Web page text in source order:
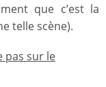
que c’est la
telle scène).
pas sur le